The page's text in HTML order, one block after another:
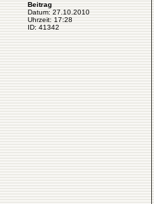
Beitrag
Datum: 27.10.2010
Uhrzeit: 17:28
ID: 41342